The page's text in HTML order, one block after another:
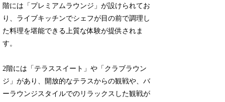
階には「プレミアムラウンジ」が設けられてお
り、ライブキッチンでシェフが目の前で調理し
た料理を堪能できる上質な体験が提供されま
す。
2階には「テラススイート」や「クラブラウン
ジ」があり、開放的なテラスからの観戦や、バ
ーラウンジスタイルでのリラックスした観戦が